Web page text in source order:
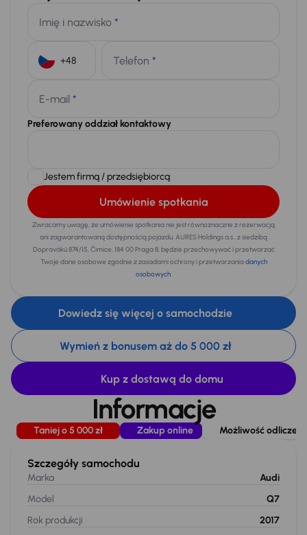
Imię i nazwisko *
Telefon *
E-mail *
Preferowany oddział kontaktowy
Jestem firmą / przedsiębiorcą
Umówienie spotkania
Zwracamy uwagę, że umówienie spotkania nie jest równoznaczne z rezerwacją
ani zagwarantowaną dostępnością pojazdu. AURES Holdings a.s., z siedzibą
Dopraváků 874/15, Čimice, 184 00 Praga 8, będzie przechowywać i przetwarzać
Twoje dane osobowe zgodnie z zasadami ochrony i przetwarzaniadanych
osobowych.
Dowiedz się więcej o samochodzie
Wymień z bonusem aż do 5 000 zł
Kup z dostawą do domu
Informacje
Taniej o 5 000 zł Zakup online Możliwość
Szczegóły samochodu
Marka
Audi
Model
Q7
Rok produkcji
2017